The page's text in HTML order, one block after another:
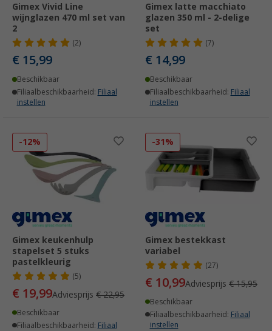
Gimex Vivid Line
wijnglazen 470 ml set van
2
(2)
€ 15,99
Beschikbaar
Filiaalbeschikbaarheid: Filiaal
instellen
Gimex latte macchiato
glazen 350 ml - 2-delige
set
(7)
€ 14,99
Beschikbaar
Filiaalbeschikbaarheid: Filiaal
instellen
-12%
Gimex keukenhulp
stapelset 5 stuks
pastelkleurig
(5)
€ 19,99Adviesprijs € 22,95
Beschikbaar
Filiaalbeschikbaarheid: Filiaal
-31%
Gimex bestekkast
variabel
(27)
€ 10,99Adviesprijs € 15,95
Beschikbaar
Filiaalbeschikbaarheid: Filiaal
instellen